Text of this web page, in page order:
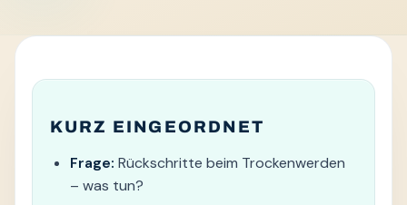
KURZ EINGEORDNET
Frage: Rückschritte beim Trockenwerden
– was tun?